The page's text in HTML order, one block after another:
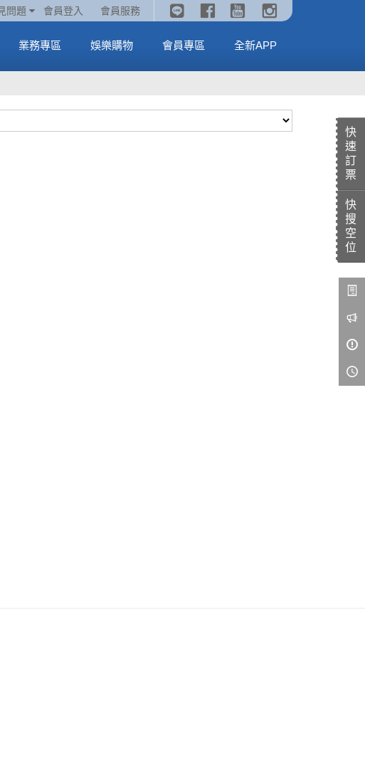
問題 會員登入 會員服務
街
火熱預售中《汪汪隊立大功：恐龍大電影》
餐
《劇場版吉伊卡哇》🥤威秀獨家電影套餐🥤
全台熱賣中
MORE
業務專區 娛樂購物 會員專區 全新APP
快
速
訂
票
快
搜
空
位